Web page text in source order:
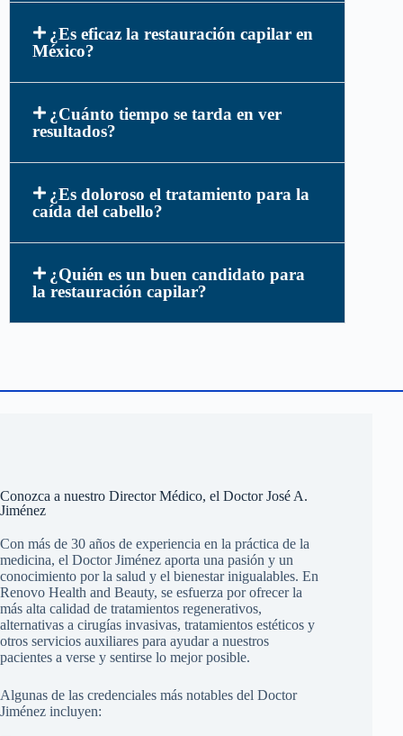
¿Es eficaz la restauración capilar en
México?
¿Cuánto tiempo se tarda en ver
resultados?
¿Es doloroso el tratamiento para la
caída del cabello?
¿Quién es un buen candidato para
la restauración capilar?
Conozca a nuestro Director Médico, el Doctor José A.
Jiménez
Con más de 30 años de experiencia en la práctica de la
medicina, el Doctor Jiménez aporta una pasión y un
conocimiento por la salud y el bienestar inigualables. En
Renovo Health and Beauty, se esfuerza por ofrecer la
más alta calidad de tratamientos regenerativos,
alternativas a cirugías invasivas, tratamientos estéticos y
otros servicios auxiliares para ayudar a nuestros
pacientes a verse y sentirse lo mejor posible.
Algunas de las credenciales más notables del Doctor
Jiménez incluyen: